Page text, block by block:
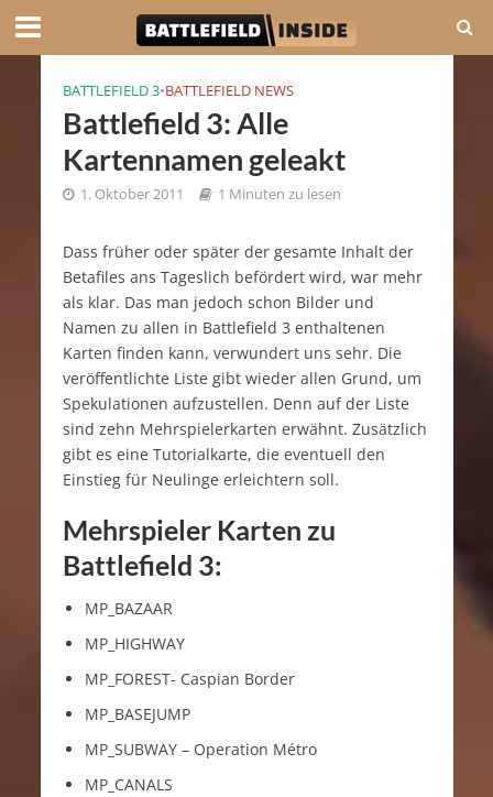
BATTLEFIELD 3•BATTLEFIELD NEWS
Battlefield 3: Alle
Kartennamen geleakt
1. Oktober 2011 1 Minuten zu lesen
Dass früher oder später der gesamte Inhalt der
Betafiles ans Tageslich befördert wird, war mehr
als klar. Das man jedoch schon Bilder und
Namen zu allen in Battlefield 3 enthaltenen
Karten finden kann, verwundert uns sehr. Die
veröffentlichte Liste gibt wieder allen Grund, um
Spekulationen aufzustellen. Denn auf der Liste
sind zehn Mehrspielerkarten erwähnt. Zusätzlich
gibt es eine Tutorialkarte, die eventuell den
Einstieg für Neulinge erleichtern soll.
Mehrspieler Karten zu
Battlefield 3:
MP_BAZAAR
MP_HIGHWAY
MP_FOREST- Caspian Border
MP_BASEJUMP
MP_SUBWAY – Operation Métro
MP_CANALS